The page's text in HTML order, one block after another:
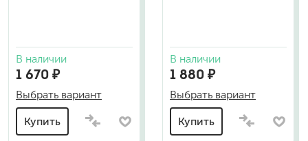
В наличии
1 670 ₽
Выбрать вариант
Купить
В наличии
1 880 ₽
Выбрать вариант
Купить